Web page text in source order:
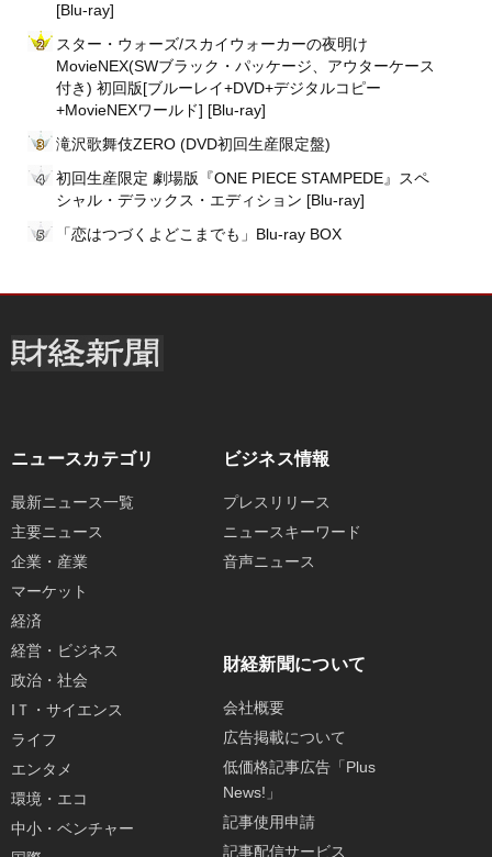
[Blu-ray]
スター・ウォーズ/スカイウォーカーの夜明け
MovieNEX(SWブラック・パッケージ、アウターケース
付き) 初回版[ブルーレイ+DVD+デジタルコピー
+MovieNEXワールド] [Blu-ray]
滝沢歌舞伎ZERO (DVD初回生産限定盤)
初回生産限定 劇場版『ONE PIECE STAMPEDE』スペ
シャル・デラックス・エディション [Blu-ray]
「恋はつづくよどこまでも」Blu-ray BOX
ニュースカテゴリ
最新ニュース一覧
主要ニュース
企業・産業
マーケット
経済
経営・ビジネス
政治・社会
IＴ・サイエンス
ライフ
エンタメ
環境・エコ
中小・ベンチャー
ビジネス情報
プレスリリース
ニュースキーワード
音声ニュース
財経新聞について
会社概要
広告掲載について
低価格記事広告「Plus
News!」
記事使用申請
記事配信サービス